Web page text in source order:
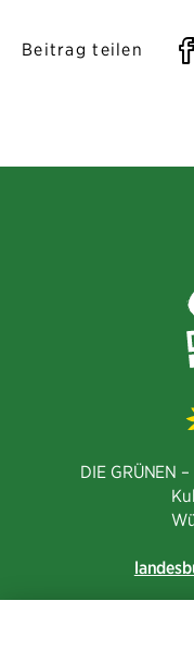
Beitrag teilen
DIE GRÜNEN